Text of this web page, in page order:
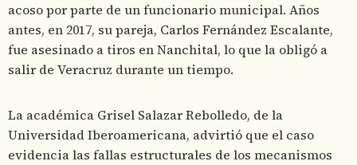
acoso por parte de un funcionario municipal. Años
antes, en 2017, su pareja, Carlos Fernández Escalante,
fue asesinado a tiros en Nanchital, lo que la obligó a
salir de Veracruz durante un tiempo.
La académica Grisel Salazar Rebolledo, de la
Universidad Iberoamericana, advirtió que el caso
evidencia las fallas estructurales de los mecanismos